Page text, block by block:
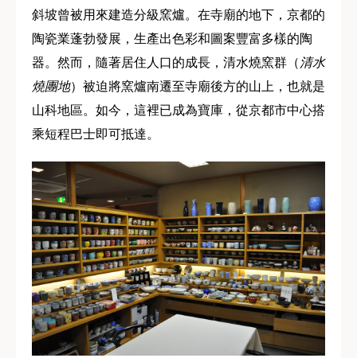
斜坡曾被用來建造分級窯爐。在寺廟的地下，京都的
陶瓷業蓬勃發展，生產出色彩和圖案豐富多樣的陶
器。然而，隨著居住人口的成長，清水燒窯群（清水
燒團地）被迫將窯爐南遷至寺廟後方的山上，也就是
山科地區。如今，這裡已成為寶庫，從京都市中心搭
乘短程巴士即可抵達。